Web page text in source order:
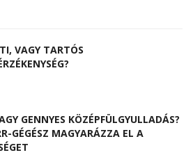
VAGY TARTÓS
GENNYES KÖZÉPFÜLGYULLADÁS?
GÉGÉSZ MAGYARÁZZA EL A